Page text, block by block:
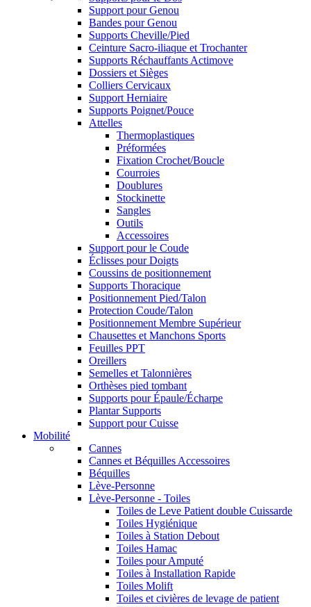
Support pour Genou
Bandes pour Genou
Supports Cheville/Pied
Ceinture Sacro-iliaque et Trochanter
Supports Réchauffants Actimove
Dossiers et Sièges
Colliers Cervicaux
Support Herniaire
Supports Poignet/Pouce
Attelles
Thermoplastiques
Préformées
Fixation Crochet/Boucle
Courroies
Doublures
Stockinette
Sangles
Outils
Accessoires
Support pour le Coude
Éclisses pour Doigts
Coussins de positionnement
Supports Thoracique
Positionnement Pied/Talon
Protection Coude/Talon
Positionnement Membre Supérieur
Chausettes et Manchons Sports
Feuilles PPT
Oreillers
Semelles et Talonnières
Orthèses pied tombant
Supports pour Épaule/Écharpe
Plantar Supports
Support pour Cuisse
Mobilité
Cannes
Cannes et Béquilles Accessoires
Béquilles
Lève-Personne
Lève-Personne - Toiles
Toiles de Leve Patient double Cuissarde
Toiles Hygiénique
Toiles à Station Debout
Toiles Hamac
Toiles pour Amputé
Toiles à Installation Rapide
Toiles Molift
Toiles et civières de levage de patient